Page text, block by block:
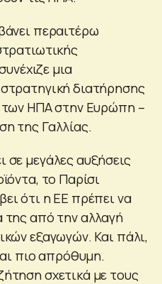
περαιτέρω
μια
διατήρησης
των ΗΠΑ στην Ευρώπη –
της Γαλλίας.
μεγάλες αυξήσεις
το Παρίσι
ότι η ΕΕ πρέπει να
της από την αλλαγή
εξαγωγών. Και πάλι,
πιο απρόθυμη.
σχετικά με τους